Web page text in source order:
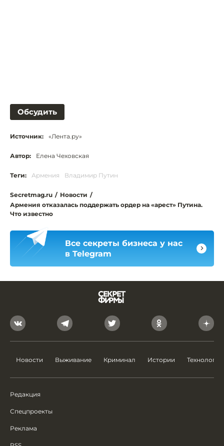
Обсудить
Источник: «Лента.ру»
Автор: Елена Чеховская
Теги: Армения Владимир Путин
Secretmag.ru / Новости /
Армения отказалась поддержать ордер на «арест» Путина.
Что известно
Все секреты бизнеса у нас
в Telegram
Новости Выживание Криминал Истории Технологии
Редакция
Спецпроекты
Реклама